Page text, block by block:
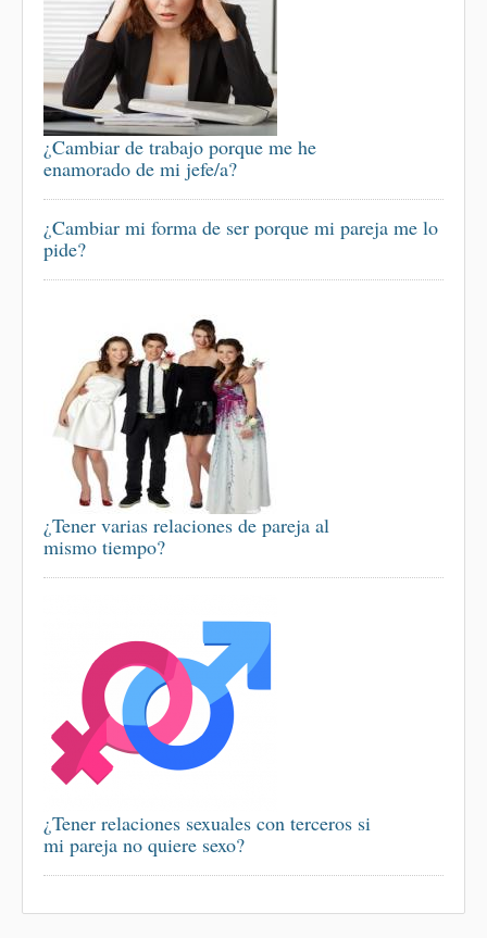
¿Cambiar de trabajo porque me he
enamorado de mi jefe/a?
¿Cambiar mi forma de ser porque mi pareja me lo
pide?
¿Tener varias relaciones de pareja al
mismo tiempo?
¿Tener relaciones sexuales con terceros si
mi pareja no quiere sexo?